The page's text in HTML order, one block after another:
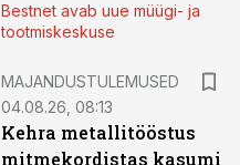
Bestnet avab uue müügi- ja
tootmiskeskuse
MAJANDUSTULEMUSED
04.08.26, 08:13
Kehra metallitööstus
mitmekordistas kasumi